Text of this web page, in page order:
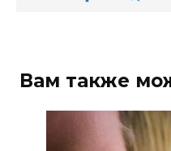
Вам также